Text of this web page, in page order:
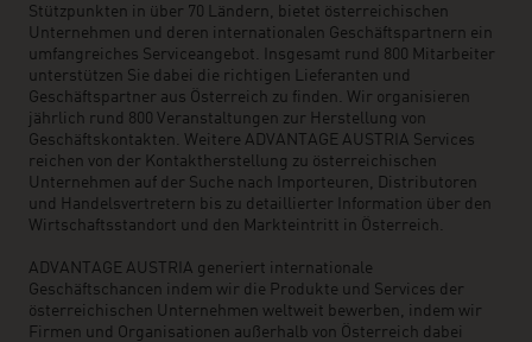
Stützpunkten in über 70 Ländern, bietet österreichischen
Unternehmen und deren internationalen Geschäftspartnern ein
umfangreiches Serviceangebot. Insgesamt rund 800 Mitarbeiter
unterstützen Sie dabei die richtigen Lieferanten und
Geschäftspartner aus Österreich zu finden. Wir organisieren
jährlich rund 800 Veranstaltungen zur Herstellung von
Geschäftskontakten. Weitere ADVANTAGE AUSTRIA Services
reichen von der Kontaktherstellung zu österreichischen
Unternehmen auf der Suche nach Importeuren, Distributoren
und Handelsvertretern bis zu detaillierter Information über den
Wirtschaftsstandort und den Markteintritt in Österreich.
ADVANTAGE AUSTRIA generiert internationale
Geschäftschancen indem wir die Produkte und Services der
österreichischen Unternehmen weltweit bewerben, indem wir
Firmen und Organisationen außerhalb von Österreich dabei